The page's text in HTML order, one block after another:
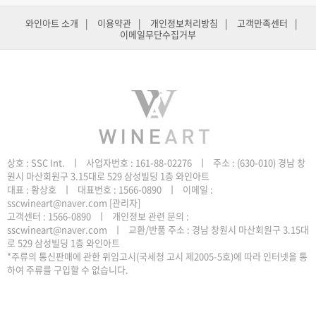
와인아트 소개 | 이용약관 | 개인정보처리방침 | 고객만족센터
|
이메일무단수집거부
원시 마산회원구 3.15대로 529 삼성빌딩 1층 와인아트
sscwineart@naver.com [관리자]
로 529 삼성빌딩 1층 와인아트
하여 주류를 구입할 수 없습니다.